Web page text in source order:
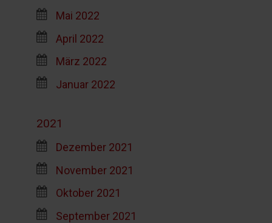
Mai 2022
April 2022
März 2022
Januar 2022
2021
Dezember 2021
November 2021
Oktober 2021
September 2021